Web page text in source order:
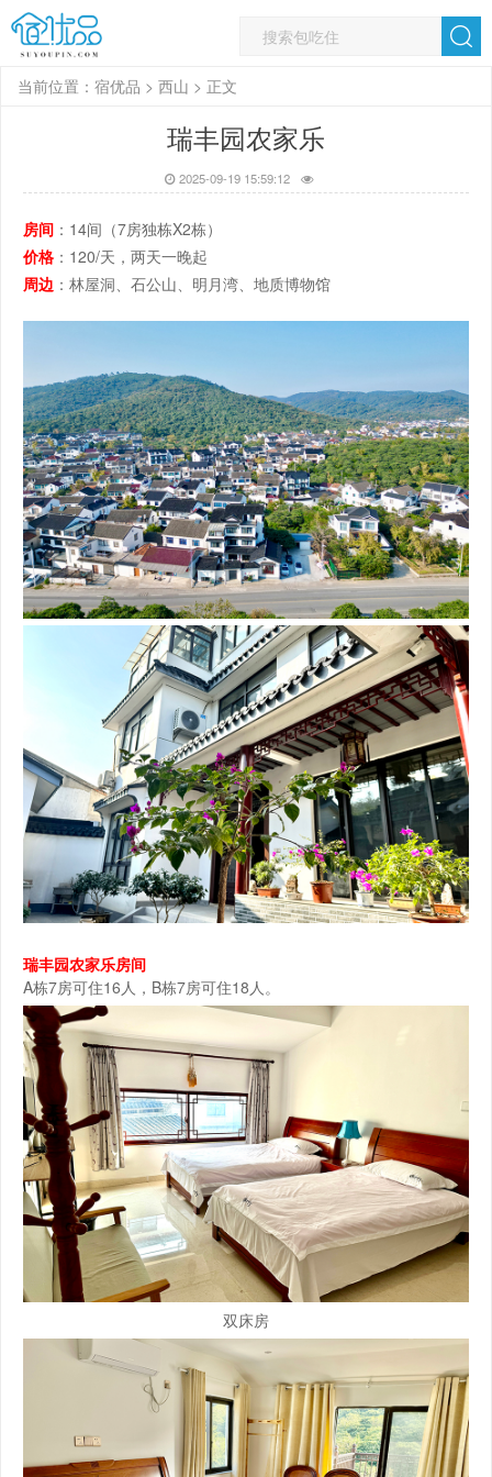
当前位置： 宿优品 > 西山 > 正文
瑞丰园农家乐
2025-09-19 15:59:12
房间 ：14间（7房独栋X2栋）
价格 ：120/天，两天一晚起
周边 ：林屋洞、石公山、明月湾、地质博物馆
瑞丰园农家乐房间
A栋7房可住16人，B栋7房可住18人。
双床房